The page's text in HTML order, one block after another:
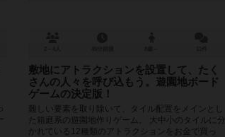
敷地にアトラクションを設置して、たく
さんの人々を呼び込もう。遊園地ボード
ゲームの決定版！
難しい要素を取り除いて、タイル配置をメインとし
た箱庭系の遊園地作りゲーム。 大中小のタイルに分
かれている12種類のアトラクションをお金で買っ